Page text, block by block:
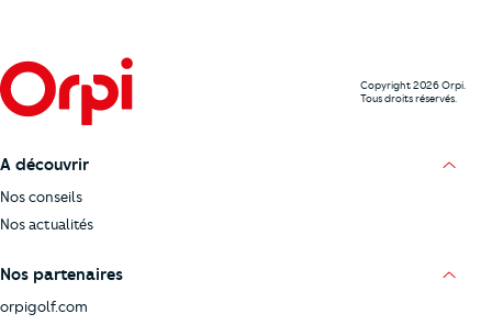
Copyright 2026 Orpi.
Tous droits réservés.
A découvrir
Nos conseils
Nos actualités
Nos partenaires
orpigolf.com